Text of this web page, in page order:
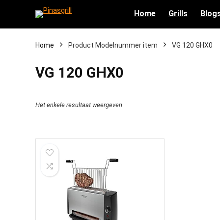
Home Grills
Home Product Modelnummer item ‎VG 120 GHX0
‎VG 120 GHX0
Het enkele resultaat weergeven